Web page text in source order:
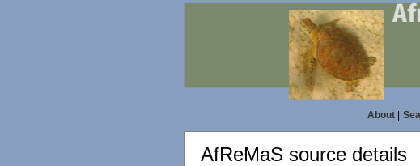
About|
AfReMaS source details